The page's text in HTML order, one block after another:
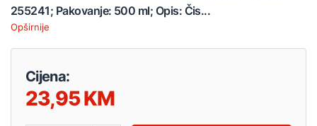
255241; Pakovanje: 500 ml; Opis: Čis...
Opširnije
Cijena:
23,95